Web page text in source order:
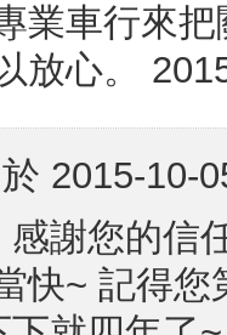
業車行來
放心。
於 2015-10-
感謝您的信
快~ 記得